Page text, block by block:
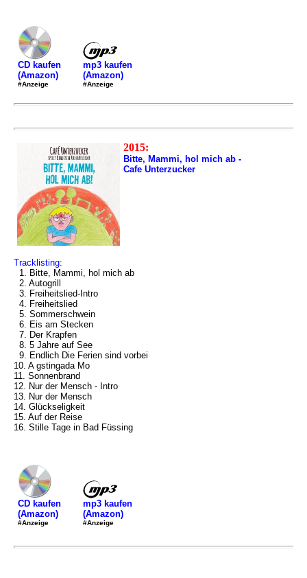
CD kaufen
(Amazon)
#Anzeige
mp3 kaufen
(Amazon)
#Anzeige
2015:
Bitte, Mammi, hol mich ab -
Cafe Unterzucker
Tracklisting:
1. Bitte, Mammi, hol mich ab
2. Autogrill
3. Freiheitslied-Intro
4. Freiheitslied
5. Sommerschwein
6. Eis am Stecken
7. Der Krapfen
8. 5 Jahre auf See
9. Endlich Die Ferien sind vorbei
10. A gstingada Mo
11. Sonnenbrand
12. Nur der Mensch - Intro
13. Nur der Mensch
14. Glückseligkeit
15. Auf der Reise
16. Stille Tage in Bad Füssing
CD kaufen
(Amazon)
#Anzeige
mp3 kaufen
(Amazon)
#Anzeige